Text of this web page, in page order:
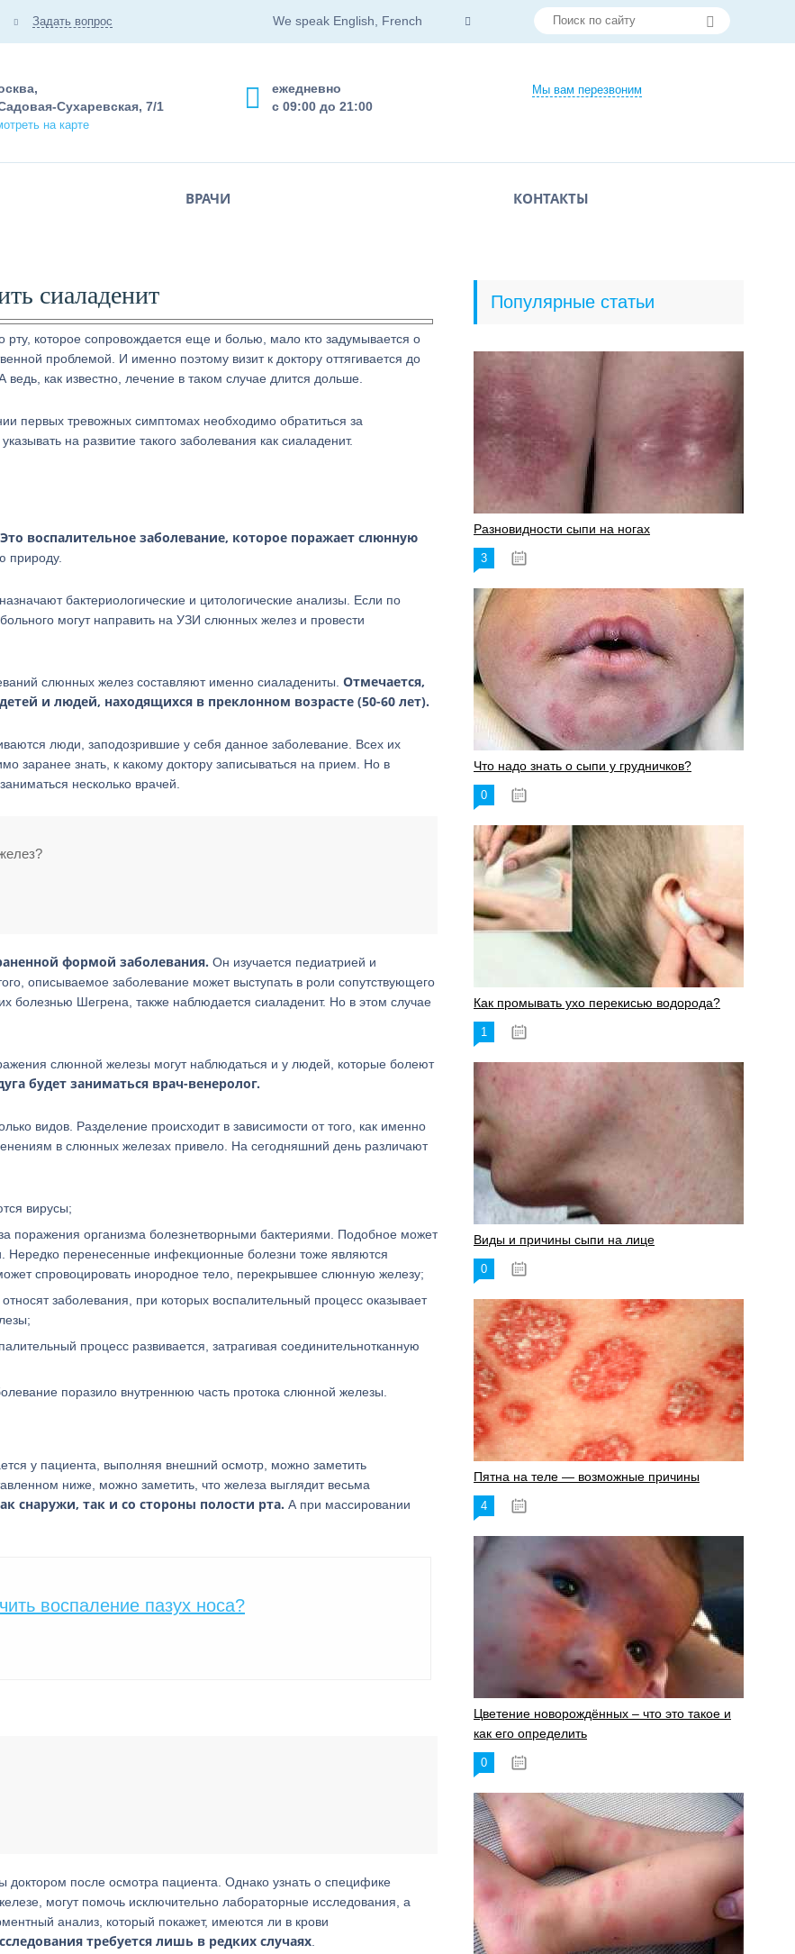
Задать вопрос We speak English, French
Мы вам перезвоним
ежедневно
с 09:00 до 21:00
Сухаревская, 7/1
на карте
ВРАЧИ КОНТАКТЫ
сиаладенит
рту, которое сопровождается еще и болью, мало кто задумывается о
проблемой. И именно поэтому визит к доктору оттягивается до
как известно, лечение в таком случае длится дольше.
первых тревожных симптомах необходимо обратиться за
на развитие такого заболевания как сиаладенит.
Это воспалительное заболевание, которое поражает слюнную
природу.
бактериологические и цитологические анализы. Если по
могут направить на УЗИ слюнных желез и провести
слюнных желез составляют именно сиаладениты. Отмечается,
и людей, находящихся в преклонном возрасте (50-60 лет).
люди, заподозрившие у себя данное заболевание. Всех их
заранее знать, к какому доктору записываться на прием. Но в
несколько врачей.
формой заболевания. Он изучается педиатрией и
описываемое заболевание может выступать в роли сопутствующего
болезнью Шегрена, также наблюдается сиаладенит. Но в этом случае
слюнной железы могут наблюдаться и у людей, которые болеют
будет заниматься врач-венеролог.
видов. Разделение происходит в зависимости от того, как именно
в слюнных железах привело. На сегодняшний день различают
вирусы;
поражения организма болезнетворными бактериями. Подобное может
Нередко перенесенные инфекционные болезни тоже являются
спровоцировать инородное тело, перекрывшее слюнную железу;
заболевания, при которых воспалительный процесс оказывает
процесс развивается, затрагивая соединительнотканную
поразило внутреннюю часть протока слюнной железы.
у пациента, выполняя внешний осмотр, можно заметить
ниже, можно заметить, что железа выглядит весьма
снаружи, так и со стороны полости рта. А при массировании
воспаление пазух носа?
после осмотра пациента. Однако узнать о специфике
могут помочь исключительно лабораторные исследования, а
анализ, который покажет, имеются ли в крови
требуется лишь в редких случаях
Популярные статьи
Разновидности сыпи на ногах
3
Что надо знать о сыпи у грудничков?
0
Как промывать ухо перекисью водорода?
1
Виды и причины сыпи на лице
0
Пятна на теле — возможные причины
4
Цветение новорождённых – что это такое и
как его определить
0